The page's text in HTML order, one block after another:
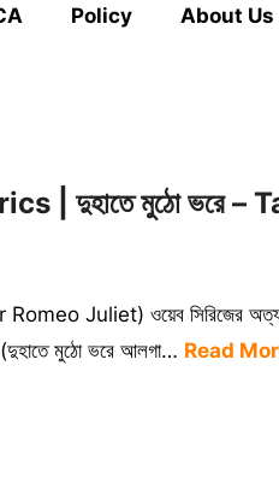
Policy About Us
| দুহাতে মুঠো ভরে –
Romeo Juliet) ওয়েব সিরিজের
মুঠো ভরে আলগা… Read